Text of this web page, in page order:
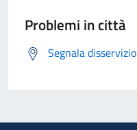
Problemi in città
Segnala disservizio